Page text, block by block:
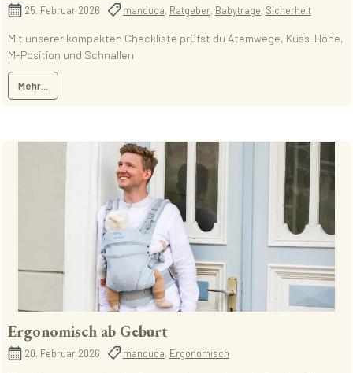
25. Februar 2026 manduca, Ratgeber, Babytrage, Sicherheit
Mit unserer kompakten Checkliste prüfst du Atemwege, Kuss-Höhe,
M-Position und Schnallen
Mehr...
Ergonomisch ab Geburt
20. Februar 2026 manduca, Ergonomisch